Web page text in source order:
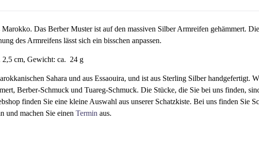
Das Berber Muster ist auf den massiven Silber Armreifen gehämmert.
des Armreifens lässt sich ein bisschen anpassen.
2,5 cm, Gewicht: ca. 24 g
Sahara und aus Essaouira, und ist aus Sterling Silber handgefertigt.
Berber-Schmuck und Tuareg-Schmuck. Die Stücke, die Sie bei uns finden,
finden Sie eine kleine Auswahl aus unserer Schatzkiste. Bei uns finden Sie
und machen Sie einen Termin aus.